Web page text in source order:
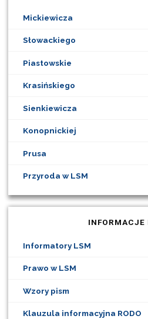
Mickiewicza
Słowackiego
Piastowskie
Krasińskiego
Sienkiewicza
Konopnickiej
Prusa
Przyroda w LSM
INFORMACJE
Informatory LSM
Prawo w LSM
Wzory pism
Klauzula informacyjna RODO